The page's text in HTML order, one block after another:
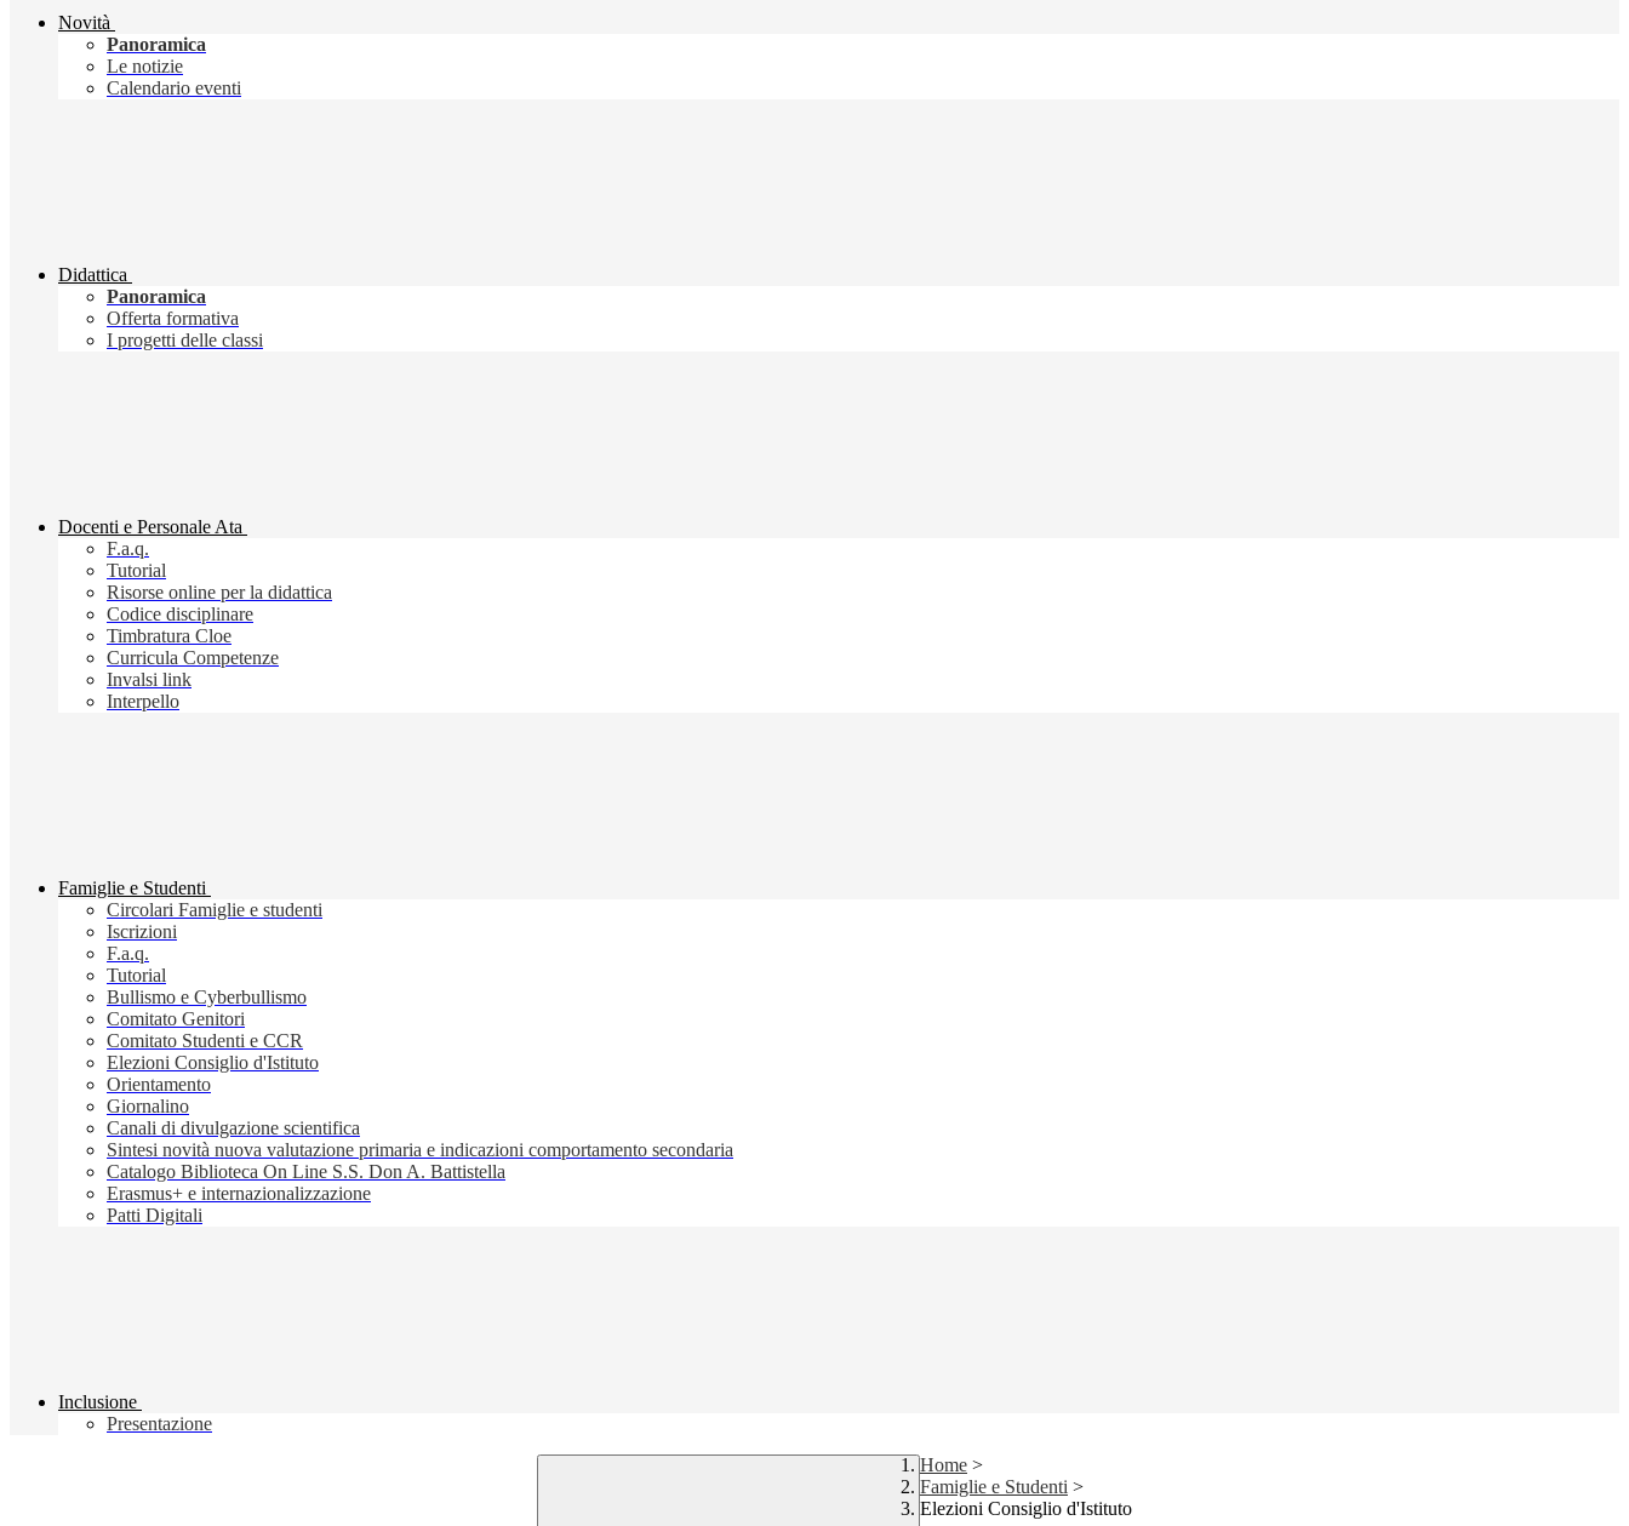
Novità
Panoramica
Le notizie
Calendario eventi
Didattica
Panoramica
Offerta formativa
I progetti delle classi
Docenti e Personale Ata
F.a.q.
Tutorial
Risorse online per la didattica
Codice disciplinare
Timbratura Cloe
Curricula Competenze
Invalsi link
Interpello
Famiglie e Studenti
Circolari Famiglie e studenti
Iscrizioni
F.a.q.
Tutorial
Bullismo e Cyberbullismo
Comitato Genitori
Comitato Studenti e CCR
Elezioni Consiglio d'Istituto
Orientamento
Giornalino
Canali di divulgazione scientifica
Sintesi novità nuova valutazione primaria e indicazioni comportamento secondaria
Catalogo Biblioteca On Line S.S. Don A. Battistella
Erasmus+ e internazionalizzazione
Patti Digitali
Inclusione
Presentazione
Home >
Famiglie e Studenti >
Elezioni Consiglio d'Istituto